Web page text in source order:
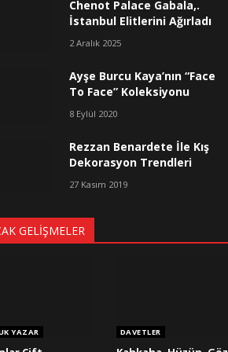
Chenot Palace Gabala,.
İstanbul Elitlerini Ağırladı
2 Aralık 2025
Ayşe Burcu Kaya’nın “Face
To Face” Koleksiyonu
8 Eylül 2020
Rezzan Benardete İle Kış
Dekorasyon Trendleri
27 Kasım 2019
GELIŞMELER
YAZAR DAVETLER